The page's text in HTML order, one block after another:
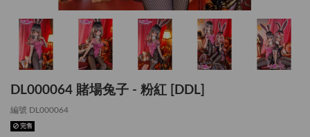
DL000064 賭場兔子 - 粉紅 [DDL]
編號 DL000064
完售